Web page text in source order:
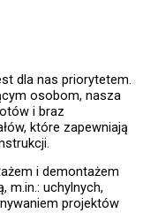
dla nas priorytetem.
osobom, nasza
i braz
które zapewniają
i demontażem
m.in.: uchylnych,
projektów